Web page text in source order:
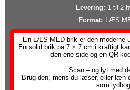
Levering: 1 til 2
Format: LÆS
En LÆS MED-brik er den moderne
En solid brik på 7 × 7 cm i kraftigt
den ene side og en QR-
Scan – og lyt med
Brug den, mens du læser, eller læn
som